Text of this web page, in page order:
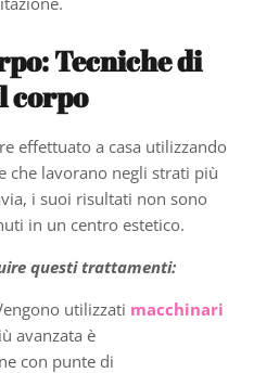
Tecniche di
corpo
effettuato a casa utilizzando
che lavorano negli strati più
i suoi risultati non sono
in un centro estetico.
questi trattamenti:
utilizzati macchinari
avanzata è
con punte di